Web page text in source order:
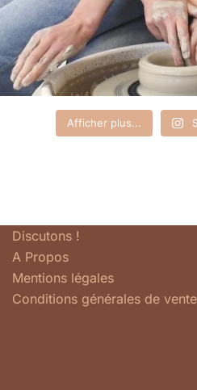
Afficher plus...
Discutons !
A Propos
Mentions légales
Conditions générales de vente